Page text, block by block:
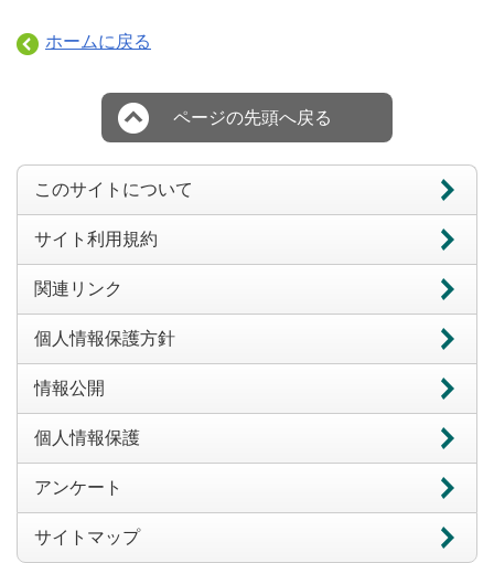
ホームに戻る
ページの先頭へ戻る
このサイトについて
サイト利用規約
関連リンク
個人情報保護方針
情報公開
個人情報保護
アンケート
サイトマップ